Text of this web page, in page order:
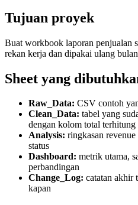
Tujuan proyek
Buat workbook laporan penjualan
rekan kerja dan dipakai ulang
Sheet yang
Raw_Data: CSV contoh
Clean_Data: tabel yang
dengan kolom total terhitung
Analysis: ringkasan
status
Dashboard: metrik utama,
perbandingan
Change_Log: catatan akhir
kapan